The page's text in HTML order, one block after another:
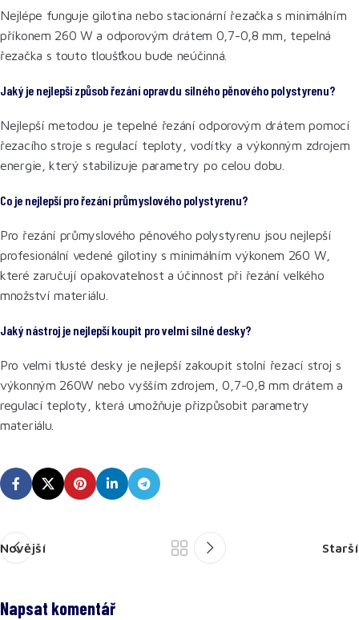
Nejlépe funguje gilotina nebo stacionární řezačka s minimálním
příkonem 260 W a odporovým drátem 0,7-0,8 mm, tepelná
řezačka s touto tloušťkou bude neúčinná.
Jaký je nejlepší způsob řezání opravdu silného pěnového polystyrenu?
Nejlepší metodou je tepelné řezání odporovým drátem pomocí
řezacího stroje s regulací teploty, vodítky a výkonným zdrojem
energie, který stabilizuje parametry po celou dobu.
Co je nejlepší pro řezání průmyslového polystyrenu?
Pro řezání průmyslového pěnového polystyrenu jsou nejlepší
profesionální vedené gilotiny s minimálním výkonem 260 W,
které zaručují opakovatelnost a účinnost při řezání velkého
množství materiálu.
Jaký nástroj je nejlepší koupit pro velmi silné desky?
Pro velmi tlusté desky je nejlepší zakoupit stolní řezací stroj s
výkonným 260W nebo vyšším zdrojem, 0,7-0,8 mm drátem a
regulací teploty, která umožňuje přizpůsobit parametry
materiálu.
Novější Starší
Napsat komentář